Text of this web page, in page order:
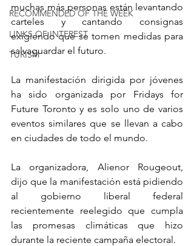
RECOMMENDED OF THE WEEK
LINKS OF INTEREST
TURISM
muchas más personas están levantando
carteles y cantando consignas
exigiendo que se tomen medidas para
salvaguardar el futuro.
La manifestación dirigida por jóvenes
ha sido organizada por Fridays for
Future Toronto y es solo uno de varios
eventos similares que se llevan a cabo
en ciudades de todo el mundo.
La organizadora, Alienor Rougeout,
dijo que la manifestación está pidiendo
al gobierno liberal federal
recientemente reelegido que cumpla
las promesas climáticas que hizo
durante la reciente campaña electoral.